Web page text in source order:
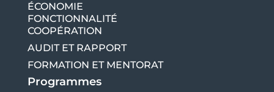
ÉCONOMIE
FONCTIONNALITÉ
COOPÉRATION
AUDIT ET RAPPORT
FORMATION ET MENTORAT
Programmes